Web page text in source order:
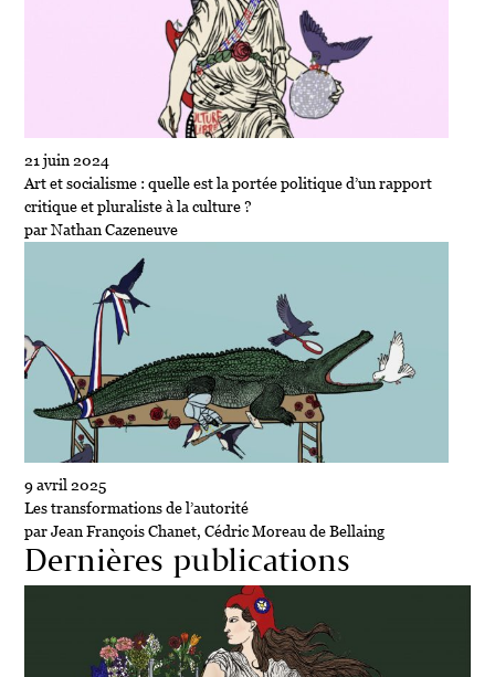
9 avril 2025
Les transformations de l’autorité
par Jean François Chanet, Cédric Moreau de Bellaing
21 juin 2024
Art et socialisme : quelle est la portée politique d’un rapport
critique et pluraliste à la culture ?
par Nathan Cazeneuve
Dernières publications